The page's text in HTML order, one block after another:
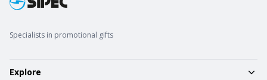
Specialists in promotional gifts
Explore